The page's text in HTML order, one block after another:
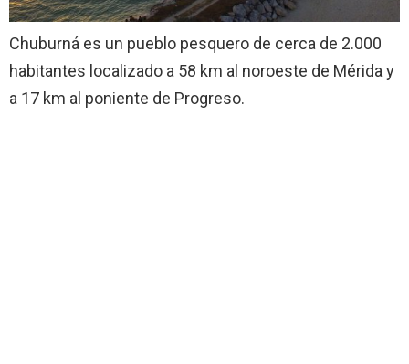
Chuburná es un pueblo pesquero de cerca de 2.000
habitantes localizado a 58 km al noroeste de Mérida y
a 17 km al poniente de Progreso.